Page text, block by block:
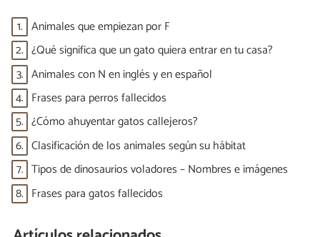
1. Animales que empiezan por F
2. ¿Qué significa que un gato quiera entrar en tu casa?
3. Animales con N en inglés y en español
4. Frases para perros fallecidos
5. ¿Cómo ahuyentar gatos callejeros?
6. Clasificación de los animales según su hábitat
7. Tipos de dinosaurios voladores – Nombres e imágenes
8. Frases para gatos fallecidos